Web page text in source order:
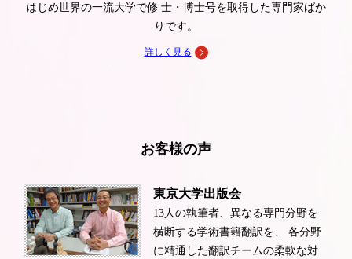
はじめ世界の一流大学で修 士・博士号を取得した専門家ばか
りです。
詳しく見る
お客様の声
東京大学出版会
13人の執筆者、異なる専門分野を
横断する学術書籍翻訳を、 各分野
に精通した翻訳チームの柔軟な対